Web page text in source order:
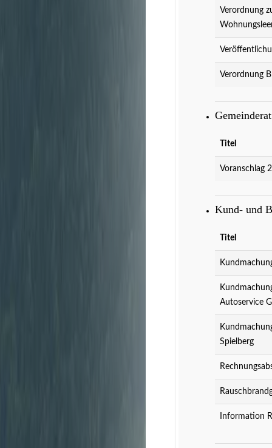
Verordnung
Verordnung
Titel
Voranschlag
Kund- und
Titel
Autoservice
Spielberg
Information